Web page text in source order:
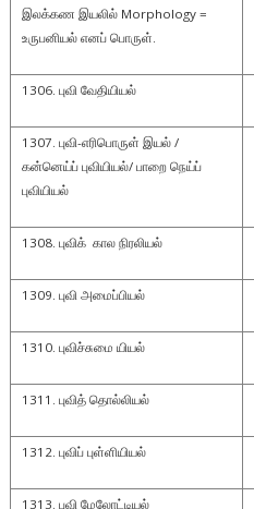
இலக்கண இயலில் Morphology =
உருபனியல் எனப் பொருள்.
1306. புவி வேதியியல்
1307. புவி-எரிபொருள் இயல் /
கன்னெய்ப் புவியியல்/ பாறை நெய்ப்
புவியியல்
1308. புவிக் கால நிரலியல்
1309. புவி அமைப்பியல்
1310. புவிச்சுமை யியல்
1311. புவித் தொல்லியல்
1312. புவிப் புள்ளியியல்
1313. புவி மேலோட்டியல்